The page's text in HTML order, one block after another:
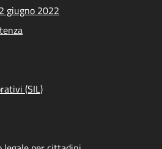
giugno 2022
(SIL)